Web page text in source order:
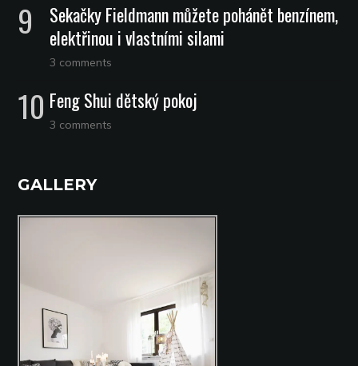
Sekačky Fieldmann můžete pohánět benzínem,
elektřinou i vlastními silami
3 comments
Feng Shui dětský pokoj
3 comments
GALLERY